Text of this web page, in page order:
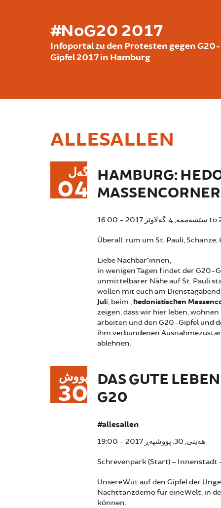
#NoG20 2017
Infoportal zu den Protesten gegen G20-
Gipfel 2017 in Hamburg
ALLESALLEN
گەل
04 HAMBURG:
سێشەممە, 4. گەلاوێژ 2017 - 16:00 to
Überall: rum um St. Pauli, Schanze,
Liebe Nachbar*innen,
in wenigen Tagen findet der G20-
unmittelbarer Nähe auf St. Pauli
wollen mit euch am
Juli, beim „hedonistischen
zeigen, dass wir hier leben,
arbeiten und den G20-Gipfel und
ihm verbundenen
ablehnen.
پووش
30 DAS GUTE
G20
#allesallen
هەینی, 30. پووشپەڕ 2017 - 19:00
Schrevenpark (Start) – Innenstadt
Unsere Wut auf den Gipfel der
Nachttanzdemo für eine Welt, in
können.